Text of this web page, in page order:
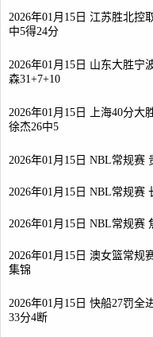
2026年01月15日 江苏胜北控
中5得24分
2026年01月15日 山东大胜宁
森31+7+10
2026年01月15日 上海40分
徐杰26中5
2026年01月15日 NBL常规赛
2026年01月15日 NBL常规赛
2026年01月15日 NBL常规赛
2026年01月15日 澳女篮常规
集锦
2026年01月15日 快船27罚全
33分4断